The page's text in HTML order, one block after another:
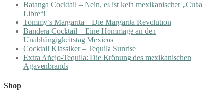
Batanga Cocktail – Nein, es ist kein mexikanischer „Cuba
Libre“!
Tommy’s Margarita – Die Margarita Revolution
Bandera Cocktail – Eine Hommage an den
Unabhängigkeitstag Mexicos
Cocktail Klassiker – Tequila Sunrise
Extra Añejo-Tequila: Die Krönung des mexikanischen
Agavenbrands
Shop